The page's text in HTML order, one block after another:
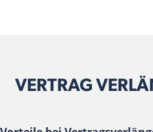
VERTRAG